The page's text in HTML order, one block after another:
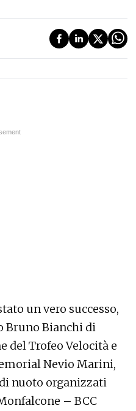
un vero successo,
Bruno Bianchi di
del Trofeo Velocità e
Nevio Marini,
nuoto organizzati
– BCC